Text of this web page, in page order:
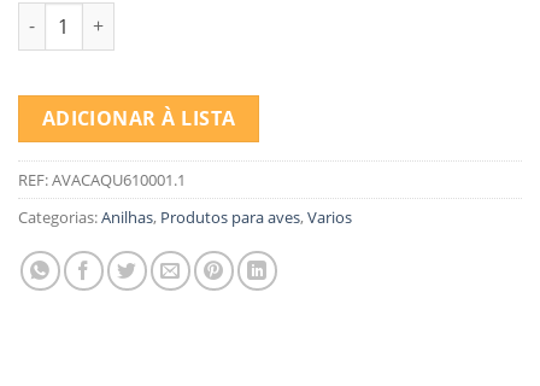
Quantidade de ANILHAS ALUMINIO CANARIO SERIE 20 (1
ADICIONAR À LISTA
REF:AVACAQU610001.1
Categorias:Anilhas, Produtos para aves,Varios